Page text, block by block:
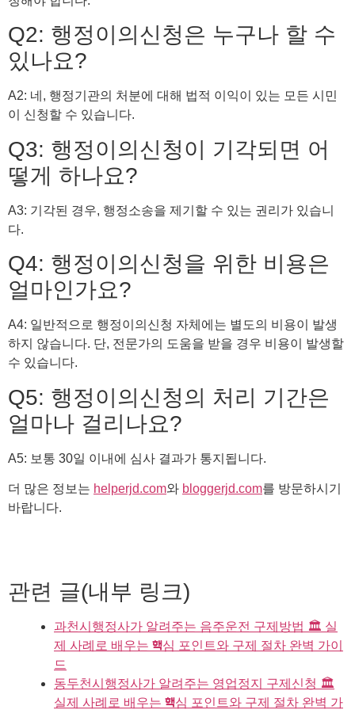
Q2: 행정이의신청은 누구나 할 수
있나요?
A2: 네, 행정기관의 처분에 대해 법적 이익이 있는 모든 시민
이 신청할 수 있습니다.
Q3: 행정이의신청이 기각되면 어
떻게 하나요?
A3: 기각된 경우, 행정소송을 제기할 수 있는 권리가 있습니
다.
Q4: 행정이의신청을 위한 비용은
얼마인가요?
A4: 일반적으로 행정이의신청 자체에는 별도의 비용이 발생
하지 않습니다. 단, 전문가의 도움을 받을 경우 비용이 발생할
수 있습니다.
Q5: 행정이의신청의 처리 기간은
얼마나 걸리나요?
A5: 보통 30일 이내에 심사 결과가 통지됩니다.
더 많은 정보는 helperjd.com와 bloggerjd.com를 방문하시기
바랍니다.
관련 글(내부 링크)
과천시행정사가 알려주는 음주운전 구제방법 🏛️ 실
제 사례로 배우는 핵심 포인트와 구제 절차 완벽 가이
드
동두천시행정사가 알려주는 영업정지 구제신청 🏛️
실제 사례로 배우는 핵심 포인트와 구제 절차 완벽 가